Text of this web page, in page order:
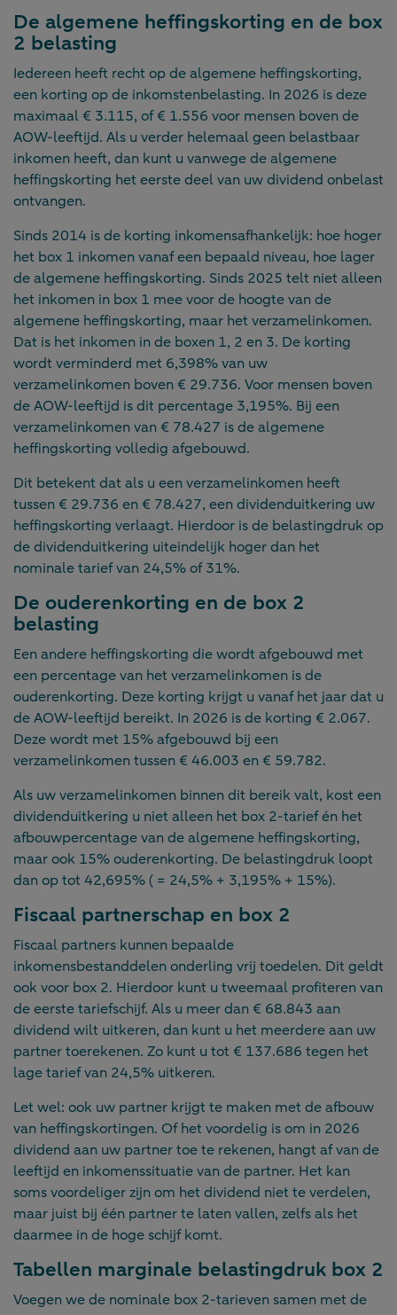
De algemene heffingskorting en de box
2 belasting
Iedereen heeft recht op de algemene heffingskorting,
een korting op de inkomstenbelasting. In 2026 is deze
maximaal € 3.115, of € 1.556 voor mensen boven de
AOW-leeftijd. Als u verder helemaal geen belastbaar
inkomen heeft, dan kunt u vanwege de algemene
heffingskorting het eerste deel van uw dividend onbelast
ontvangen.
Sinds 2014 is de korting inkomensafhankelijk: hoe hoger
het box 1 inkomen vanaf een bepaald niveau, hoe lager
de algemene heffingskorting. Sinds 2025 telt niet alleen
het inkomen in box 1 mee voor de hoogte van de
algemene heffingskorting, maar het verzamelinkomen.
Dat is het inkomen in de boxen 1, 2 en 3. De korting
wordt verminderd met 6,398% van uw
verzamelinkomen boven € 29.736. Voor mensen boven
de AOW-leeftijd is dit percentage 3,195%. Bij een
verzamelinkomen van € 78.427 is de algemene
heffingskorting volledig afgebouwd.
Dit betekent dat als u een verzamelinkomen heeft
tussen € 29.736 en € 78.427, een dividenduitkering uw
heffingskorting verlaagt. Hierdoor is de belastingdruk op
de dividenduitkering uiteindelijk hoger dan het
nominale tarief van 24,5% of 31%.
De ouderenkorting en de box 2
belasting
Een andere heffingskorting die wordt afgebouwd met
een percentage van het verzamelinkomen is de
ouderenkorting. Deze korting krijgt u vanaf het jaar dat u
de AOW-leeftijd bereikt. In 2026 is de korting € 2.067.
Deze wordt met 15% afgebouwd bij een
verzamelinkomen tussen € 46.003 en € 59.782.
Als uw verzamelinkomen binnen dit bereik valt, kost een
dividenduitkering u niet alleen het box 2-tarief én het
afbouwpercentage van de algemene heffingskorting,
maar ook 15% ouderenkorting. De belastingdruk loopt
dan op tot 42,695% ( = 24,5% + 3,195% + 15%).
Fiscaal partnerschap en box 2
Fiscaal partners kunnen bepaalde
inkomensbestanddelen onderling vrij toedelen. Dit geldt
ook voor box 2. Hierdoor kunt u tweemaal profiteren van
de eerste tariefschijf. Als u meer dan € 68.843 aan
dividend wilt uitkeren, dan kunt u het meerdere aan uw
partner toerekenen. Zo kunt u tot € 137.686 tegen het
lage tarief van 24,5% uitkeren.
Let wel: ook uw partner krijgt te maken met de afbouw
van heffingskortingen. Of het voordelig is om in 2026
dividend aan uw partner toe te rekenen, hangt af van de
leeftijd en inkomenssituatie van de partner. Het kan
soms voordeliger zijn om het dividend niet te verdelen,
maar juist bij één partner te laten vallen, zelfs als het
daarmee in de hoge schijf komt.
Tabellen marginale belastingdruk box 2
Voegen we de nominale box 2-tarieven samen met de